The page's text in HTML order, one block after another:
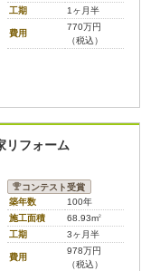
工期 1ヶ月半
費用
770万円
（税込）
リフォーム
コンテスト受賞
築年数
100年
施工面積
68.93m2
工期 3ヶ月半
費用
978万円
（税込）